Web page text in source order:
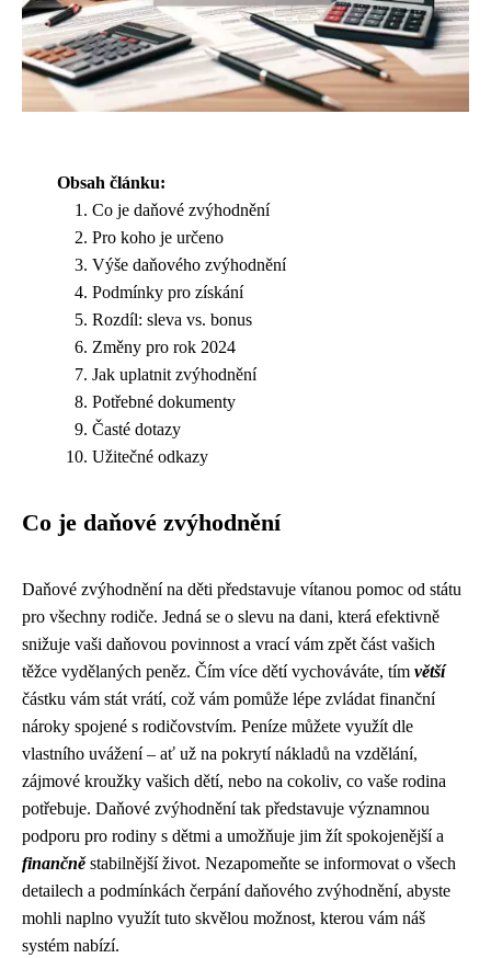
Obsah článku:
Co je daňové zvýhodnění
Pro koho je určeno
Výše daňového zvýhodnění
Podmínky pro získání
Rozdíl: sleva vs. bonus
Změny pro rok 2024
Jak uplatnit zvýhodnění
Potřebné dokumenty
Časté dotazy
Užitečné odkazy
Co je daňové zvýhodnění
Daňové zvýhodnění na děti představuje vítanou pomoc od státu
pro všechny rodiče. Jedná se o slevu na dani, která efektivně
snižuje vaši daňovou povinnost a vrací vám zpět část vašich
těžce vydělaných peněz. Čím více dětí vychováváte, tím větší
částku vám stát vrátí, což vám pomůže lépe zvládat finanční
nároky spojené s rodičovstvím. Peníze můžete využít dle
vlastního uvážení – ať už na pokrytí nákladů na vzdělání,
zájmové kroužky vašich dětí, nebo na cokoliv, co vaše rodina
potřebuje. Daňové zvýhodnění tak představuje významnou
podporu pro rodiny s dětmi a umožňuje jim žít spokojenější a
finančněstabilnější život. Nezapomeňte se informovat o všech
detailech a podmínkách čerpání daňového zvýhodnění, abyste
mohli naplno využít tuto skvělou možnost, kterou vám náš
systém nabízí.